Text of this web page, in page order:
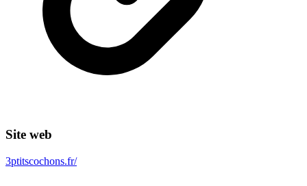
Site web
3ptitscochons.fr/